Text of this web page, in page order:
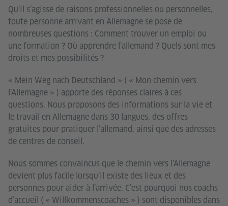
Qu’il s’agisse de raisons professionnelles ou personnelles,
toute personne arrivant en Allemagne se pose de
nombreuses questions : Comment trouver un emploi ou
une formation ? Où apprendre l’allemand ? Quels sont mes
droits et mes possibilités ?
« Mein Weg nach Deutschland » ( « Mon chemin vers
l’Allemagne » ) apporte des réponses claires à ces
questions. Nous proposons des informations sur la vie et
le travail en Allemagne dans 30 langues, des offres
gratuites pour pratiquer l’allemand, ainsi que des adresses
de centres de conseil.
Nous sommes convaincus que le chemin vers l’Allemagne
devient plus facile lorsqu’il existe des lieux et des
personnes pour aider à l’arrivée. C’est pourquoi nos coachs
d’accueil ( « Willkommenscoaches » ) sont disponibles dans